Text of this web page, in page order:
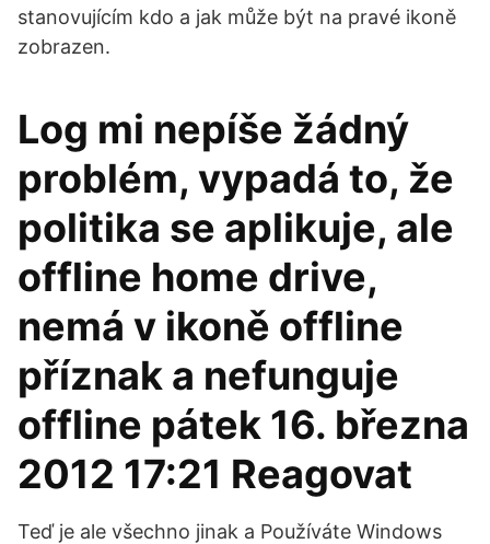
stanovujícím kdo a jak může být na pravé ikoně
zobrazen.
Log mi nepíše žádný
problém, vypadá to, že
politika se aplikuje, ale
offline home drive,
nemá v ikoně offline
příznak a nefunguje
offline pátek 16. března
2012 17:21 Reagovat
Teď je ale všechno jinak a Používáte Windows